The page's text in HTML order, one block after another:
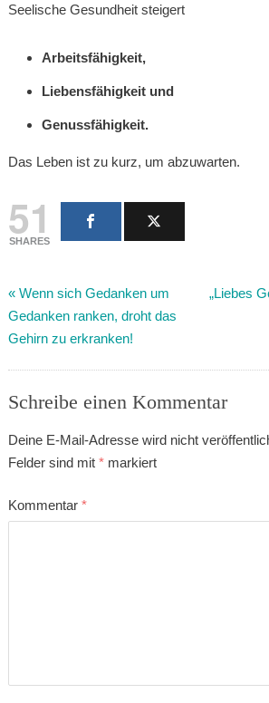
Seelische Gesundheit steigert
Arbeitsfähigkeit,
Liebensfähigkeit und
Genussfähigkeit.
Das Leben ist zu kurz, um abzuwarten.
51
SHARES
« Wenn sich Gedanken um
Gedanken ranken, droht das
Gehirn zu erkranken!
„Liebes
Schreibe einen Kommentar
Deine E-Mail-Adresse wird nicht
Felder sind mit *markiert
Kommentar *